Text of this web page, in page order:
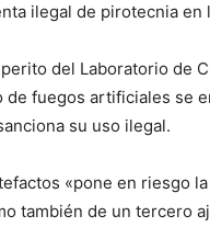
ilegal de pirotecnia en
del Laboratorio de
de fuegos artificiales se
su uso ilegal.
«pone en riesgo
también de un tercero